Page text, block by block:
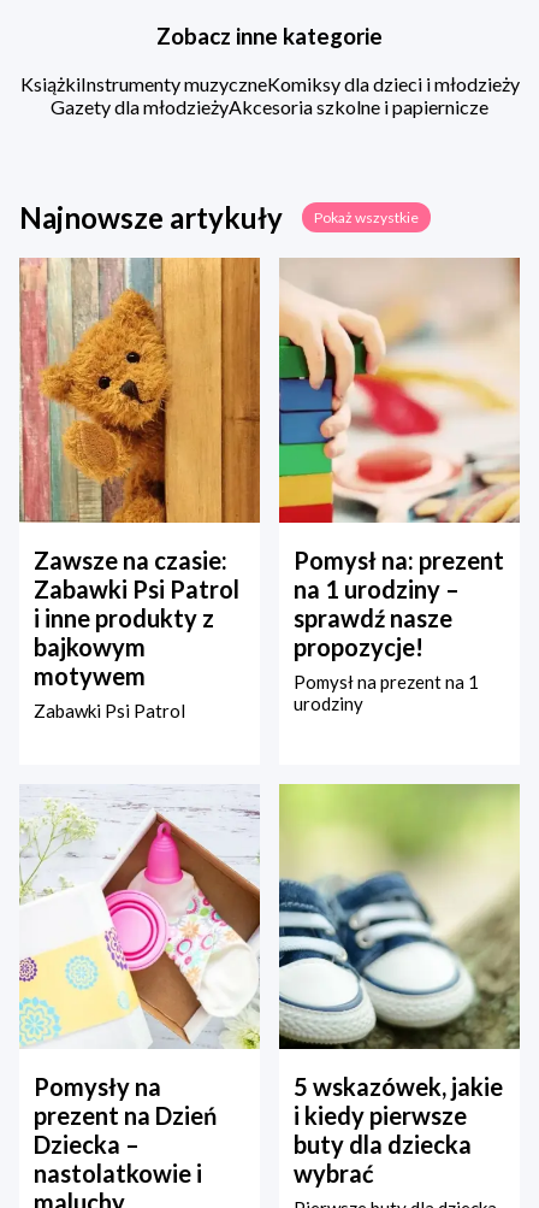
Zobacz inne kategorie
KsiążkiInstrumenty muzyczneKomiksy dla dzieci i młodzieży
Gazety dla młodzieżyAkcesoria szkolne i papiernicze
Najnowsze artykuły Pokaż wszystkie
Zawsze na czasie:
Zabawki Psi Patrol
i inne produkty z
bajkowym
motywem
Zabawki Psi Patrol
Pomysł na: prezent
na 1 urodziny –
sprawdź nasze
propozycje!
Pomysł na prezent na 1
urodziny
Pomysły na
prezent na Dzień
Dziecka –
nastolatkowie i
5 wskazówek, jakie
i kiedy pierwsze
buty dla dziecka
wybrać